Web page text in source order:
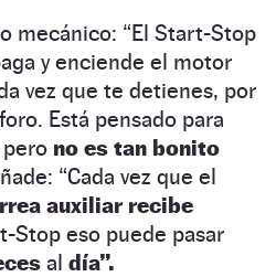
mecánico: “El Start-Stop
y enciende el motor
vez que te detienes, por
Está pensado para
no es tan bonito
“Cada vez que el
auxiliar recibe
Stop eso puede pasar
al día”.